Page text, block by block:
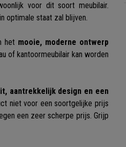
voor dit soort meubilair.
optimale staat zal blijven.
het mooie, moderne ontwerp
of kantoormeubilair kan worden
aantrekkelijk design en een
niet voor een soortgelijke prijs
een zeer scherpe prijs. Grijp